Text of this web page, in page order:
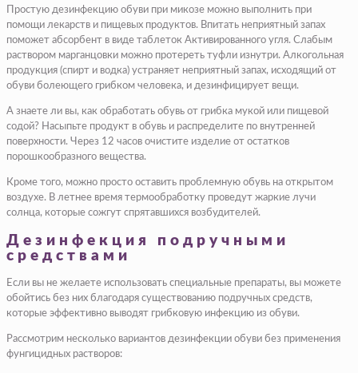
Простую дезинфекцию обуви при микозе можно выполнить при
помощи лекарств и пищевых продуктов. Впитать неприятный запах
поможет абсорбент в виде таблеток Активированного угля. Слабым
раствором марганцовки можно протереть туфли изнутри. Алкогольная
продукция (спирт и водка) устраняет неприятный запах, исходящий от
обуви болеющего грибком человека, и дезинфицирует вещи.
А знаете ли вы, как обработать обувь от грибка мукой или пищевой
содой? Насыпьте продукт в обувь и распределите по внутренней
поверхности. Через 12 часов очистите изделие от остатков
порошкообразного вещества.
Кроме того, можно просто оставить проблемную обувь на открытом
воздухе. В летнее время термообработку проведут жаркие лучи
солнца, которые сожгут спрятавшихся возбудителей.
Дезинфекция подручными
средствами
Если вы не желаете использовать специальные препараты, вы можете
обойтись без них благодаря существованию подручных средств,
которые эффективно выводят грибковую инфекцию из обуви.
Рассмотрим несколько вариантов дезинфекции обуви без применения
фунгицидных растворов: